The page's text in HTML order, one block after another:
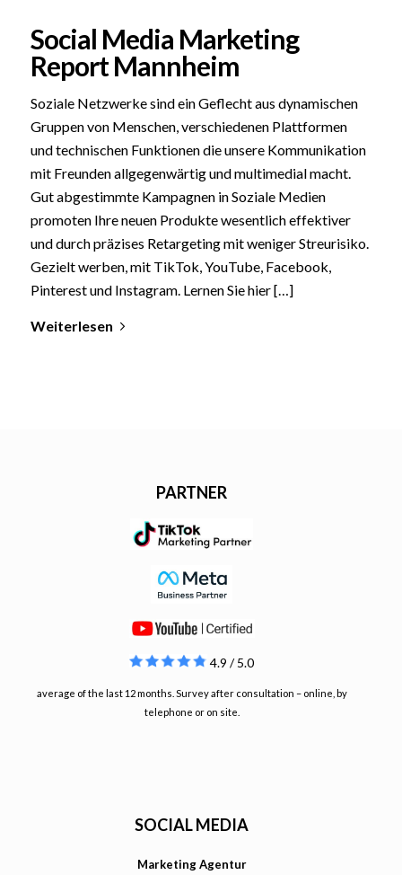
Social Media Marketing
Report Mannheim
Soziale Netzwerke sind ein Geflecht aus dynamischen
Gruppen von Menschen, verschiedenen Plattformen
und technischen Funktionen die unsere Kommunikation
mit Freunden allgegenwärtig und multimedial macht.
Gut abgestimmte Kampagnen in Soziale Medien
promoten Ihre neuen Produkte wesentlich effektiver
und durch präzises Retargeting mit weniger Streurisiko.
Gezielt werben, mit TikTok, YouTube, Facebook,
Pinterest und Instagram. Lernen Sie hier […]
Weiterlesen
PARTNER
4.9 / 5.0
average of the last 12 months. Survey after consultation – online, by
telephone or on site.
SOCIAL MEDIA
Marketing Agentur